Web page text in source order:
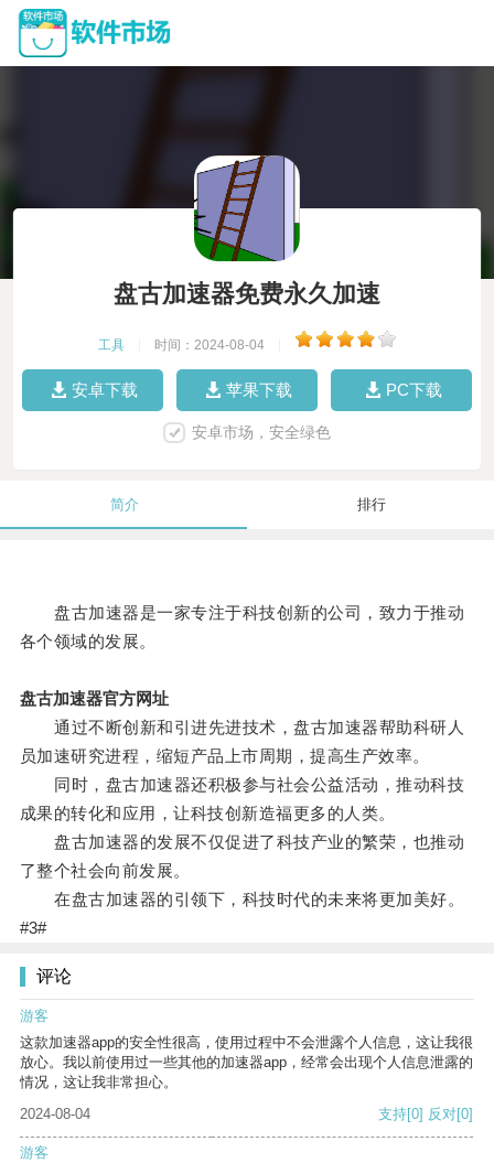
盘古加速器免费永久加速
工具 时间：2024-08-04
安卓下载 苹果下载 PC下载
安卓市场，安全绿色
简介 排行
盘古加速器是一家专注于科技创新的公司，致力于推动
各个领域的发展。
盘古加速器官方网址
通过不断创新和引进先进技术，盘古加速器帮助科研人
员加速研究进程，缩短产品上市周期，提高生产效率。
同时，盘古加速器还积极参与社会公益活动，推动科技
成果的转化和应用，让科技创新造福更多的人类。
盘古加速器的发展不仅促进了科技产业的繁荣，也推动
了整个社会向前发展。
在盘古加速器的引领下，科技时代的未来将更加美好。
#3#
评论
游客
这款加速器app的安全性很高，使用过程中不会泄露个人信息，这让我很
放心。我以前使用过一些其他的加速器app，经常会出现个人信息泄露的
情况，这让我非常担心。
2024-08-04
支持[0] 反对[0]
游客